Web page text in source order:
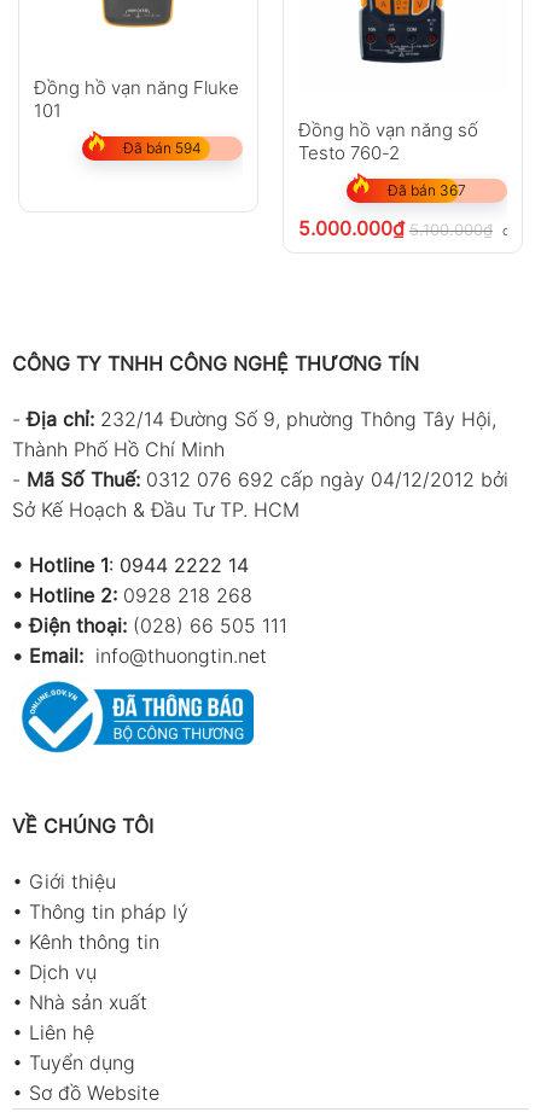
Đồng hồ vạn năng Fluke
101
Đã bán 594
Đồng hồ vạn năng số
Testo 760-2
Đã bán 367
5.000.000₫ 5.100.000₫ chưa
CÔNG TY TNHH CÔNG NGHỆ THƯƠNG TÍN
-Địa chỉ: 232/14 Đường Số 9, phường Thông Tây Hội,
Thành Phố Hồ Chí Minh
- Mã Số Thuế: 0312 076 692 cấp ngày 04/12/2012 bởi
Sở Kế Hoạch & Đầu Tư TP. HCM
• Hotline 1: 0944 2222 14
• Hotline 2: 0928 218 268
• Điện thoại: (028) 66 505 111
• Email: info@thuongtin.net
VỀ CHÚNG TÔI
• Giới thiệu
• Thông tin pháp lý
• Kênh thông tin
• Dịch vụ
• Nhà sản xuất
• Liên hệ
• Tuyển dụng
• Sơ đồ Website